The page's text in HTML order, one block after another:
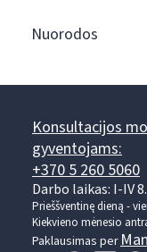
Nuorodos
Konsultacijos
gyventojams:
+370 5 260 5060
Darbo laikas: I-IV
Prieššventinę dieną -
Kiekvieno mėnesio
Paklausimas per